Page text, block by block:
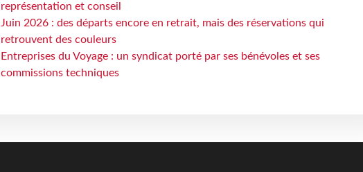
représentation et conseil
Juin 2026 : des départs encore en retrait, mais des réservations qui
retrouvent des couleurs
Entreprises du Voyage : un syndicat porté par ses bénévoles et ses
commissions techniques